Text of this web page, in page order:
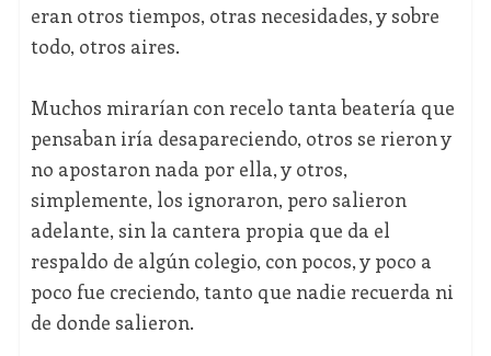
eran otros tiempos, otras necesidades, y sobre
todo, otros aires.
Muchos mirarían con recelo tanta beatería que
pensaban iría desapareciendo, otros se rieron y
no apostaron nada por ella, y otros,
simplemente, los ignoraron, pero salieron
adelante, sin la cantera propia que da el
respaldo de algún colegio, con pocos, y poco a
poco fue creciendo, tanto que nadie recuerda ni
de donde salieron.